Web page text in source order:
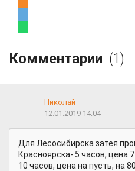
Комментарии (1)
Николай
12.01.2019 14:04
Для Лесосибирска затея
Красноярска- 5 часов, цена
10 часов, цена на пусть, на